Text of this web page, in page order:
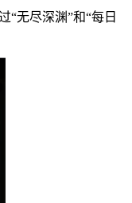
“无尽深渊”和“每日